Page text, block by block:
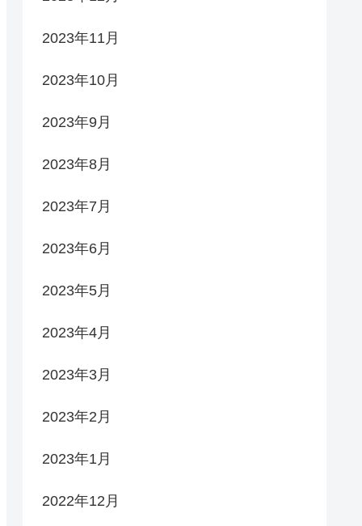
2023年11月
2023年10月
2023年9月
2023年8月
2023年7月
2023年6月
2023年5月
2023年4月
2023年3月
2023年2月
2023年1月
2022年12月